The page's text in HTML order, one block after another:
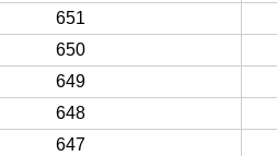
651
650
649
648
647